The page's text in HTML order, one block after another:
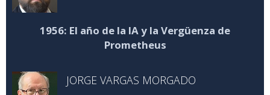
1956: El año de la IA y la Vergüenza de
Prometheus
JORGE VARGAS MORGADO